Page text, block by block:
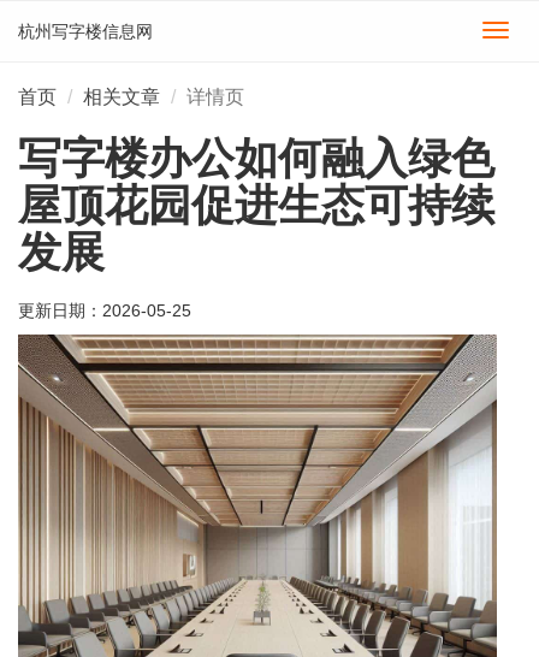
切
杭州写字楼信息网
首页 相关文章 详情页
写字楼办公如何融入绿色
屋顶花园促进生态可持续
发展
更新日期： 2026-05-25